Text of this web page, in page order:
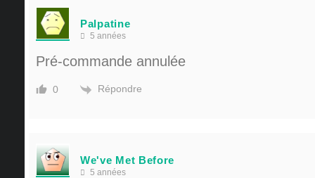
Palpatine
5 années
Pré-commande annulée
0 Répondre
We've Met Before
5 années